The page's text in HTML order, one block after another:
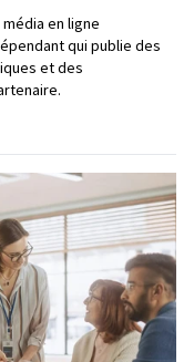
en ligne
qui publie des
et des